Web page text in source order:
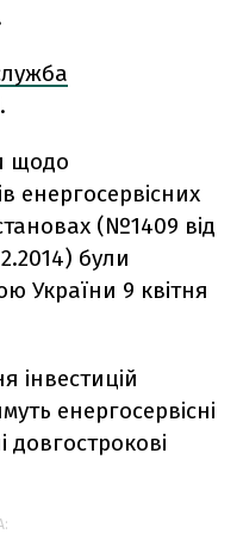
щодо
енергосервісних
(№1409 від
були
України 9 квітня
інвестицій
енергосервісні
довгострокові